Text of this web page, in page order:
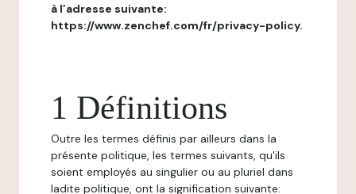
à l’adresse suivante:
https://www.zenchef.com/fr/privacy-policy.
1 Définitions
Outre les termes définis par ailleurs dans la
présente politique, les termes suivants, qu'ils
soient employés au singulier ou au pluriel dans
ladite politique, ont la signification suivante: